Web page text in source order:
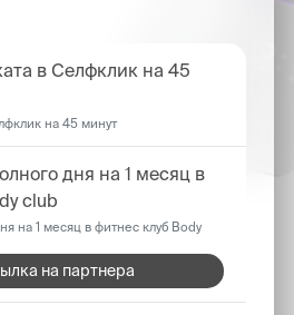
в Селфклик на 45
на 45 минут
дня на 1 месяц в
club
на 1 месяц в фитнес клуб Body
на партнера